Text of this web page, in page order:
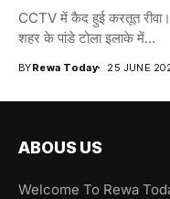
CCTV में कैद हुई करतूत रीवा।
शहर के पांडे टोला इलाके में...
BYRewa Today 25 JUNE
ABOUS US
Welcome To Rewa